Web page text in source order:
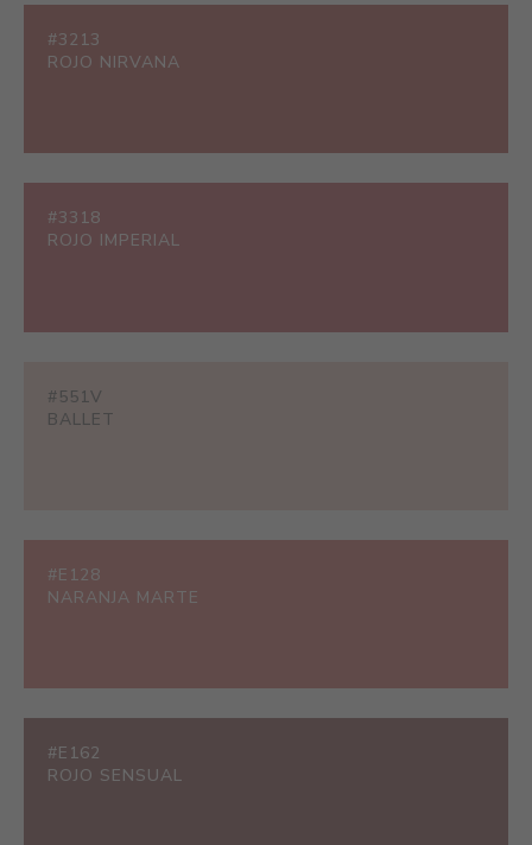
#3213
ROJO NIRVANA
#3318
ROJO IMPERIAL
#551V
BALLET
#E128
NARANJA MARTE
#E162
ROJO SENSUAL